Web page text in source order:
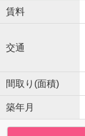
賃料
交通
間取り(面積)
築年月